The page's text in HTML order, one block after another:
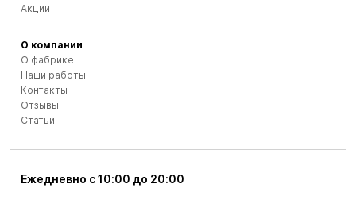
Ежедневно с 10:00 до 20:00
Акции
О компании
О фабрике
Наши работы
Контакты
Отзывы
Статьи